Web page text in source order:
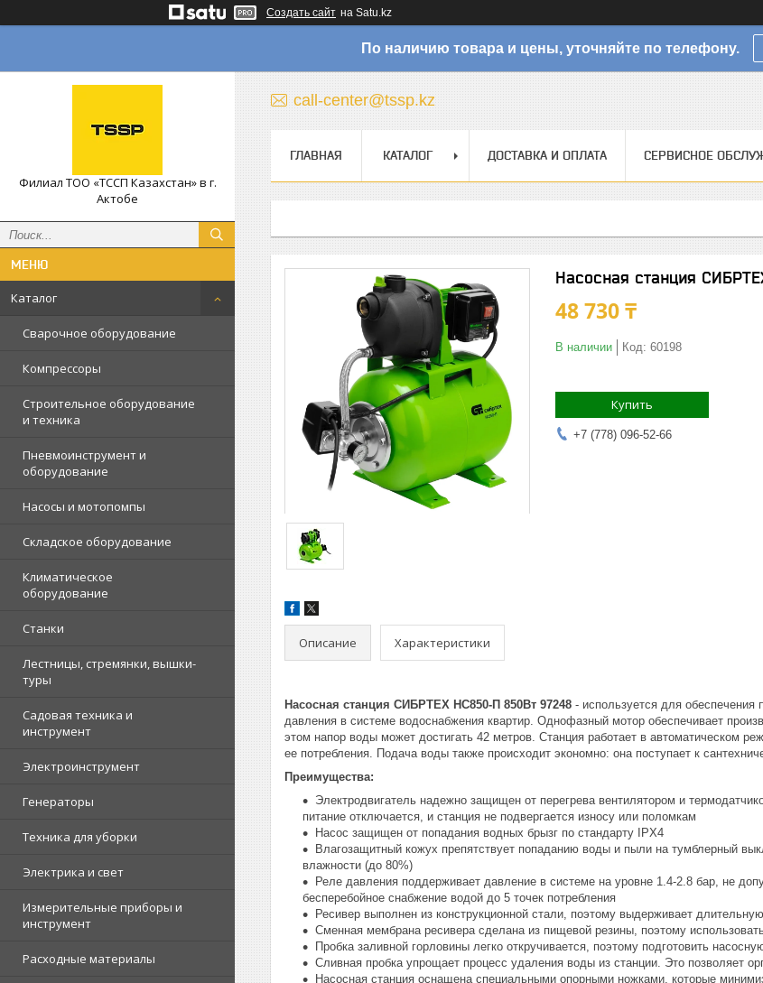
Создать сайт на Satu.kz
По наличию товара и цены, уточняйте по телефону.
Филиал ТОО «ТССП Казахстан» в г.
Актобе
Каталог
Сварочное оборудование
Компрессоры
Строительное оборудование
и техника
Пневмоинструмент и
оборудование
Насосы и мотопомпы
Складское оборудование
Климатическое
оборудование
Станки
Лестницы, стремянки, вышки-
туры
Садовая техника и
инструмент
Электроинструмент
Генераторы
Техника для уборки
Электрика и свет
Измерительные приборы и
инструмент
Расходные материалы
call-center@tssp.kz
ГЛАВНАЯ КАТАЛОГ ДОСТАВКА И ОПЛАТА СЕРВИСНОЕ
Насосная станция
48 730 ₸
В наличии Код: 60198
Купить
+7 (778) 096-52-66
Описание Характеристики
Насосная станция СИБРТЕХ НС850-П 850Вт 97248 - используется для
давления в системе водоснабжения квартир. Однофазный мотор обеспечивает
этом напор воды может достигать 42 метров. Станция работает в автоматическом
ее потребления. Подача воды также происходит экономно: она поступает к
Преимущества:
Электродвигатель надежно защищен от перегрева вентилятором и
питание отключается, и станция не подвергается износу или поломкам
Насос защищен от попадания водных брызг по стандарту IPX4
Влагозащитный кожух препятствует попаданию воды и пыли на тумблерный
влажности (до 80%)
Реле давления поддерживает давление в системе на уровне 1.4-2.8 бар, не
бесперебойное снабжение водой до 5 точек потребления
Ресивер выполнен из конструкционной стали, поэтому выдерживает
Сменная мембрана ресивера сделана из пищевой резины, поэтому
Пробка заливной горловины легко откручивается, поэтому подготовить
Сливная пробка упрощает процесс удаления воды из станции. Это позволяет
Насосная станция оснащена специальными опорными ножками, которые